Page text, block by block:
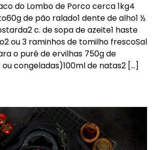
do Lombo de Porco cerca 1kg4
de pão ralado1 dente de alho1 ½
c. de sopa de azeite1 haste
ou 3 raminhos de tomilho frescoSal
o puré de ervilhas 750g de
congeladas)100ml de natas2 […]